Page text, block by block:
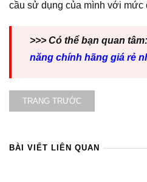
cầu sử dụng của mình với mức
>>> Có thể bạn quan tâm:
năng chính hãng giá rẻ
TRANG TRƯỚC
BÀI VIẾT LIÊN QUAN